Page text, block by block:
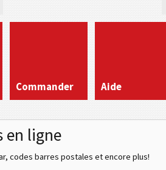
Commander Aide
en ligne
codes barres postales et encore plus!